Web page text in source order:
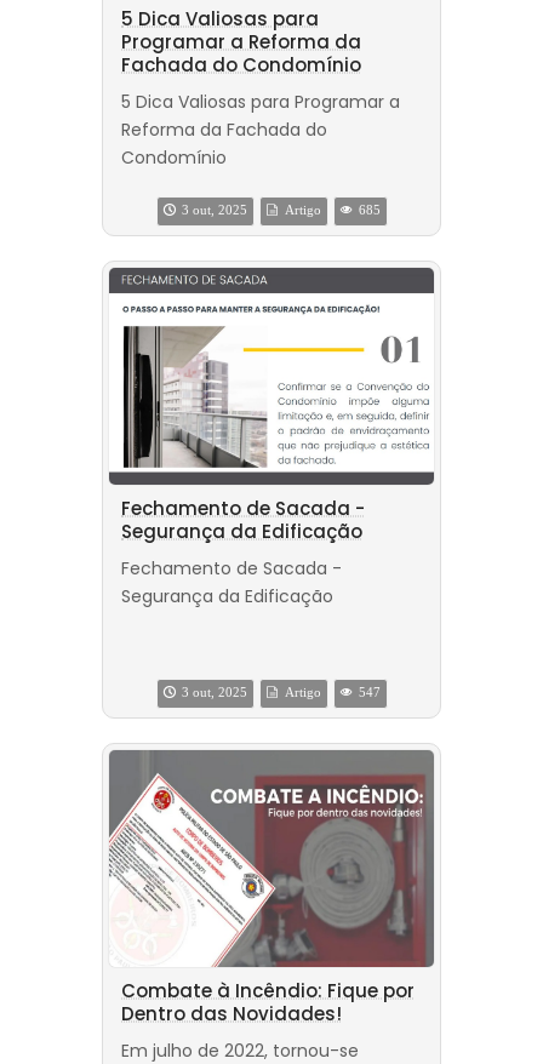
5 Dica Valiosas para
Programar a Reforma da
Fachada do Condomínio
5 Dica Valiosas para Programar a
Reforma da Fachada do
Condomínio
3 out, 2025 Artigo 685
Fechamento de Sacada -
Segurança da Edificação
Fechamento de Sacada -
Segurança da Edificação
3 out, 2025 Artigo 547
Combate à Incêndio: Fique por
Dentro das Novidades!
Em julho de 2022, tornou-se